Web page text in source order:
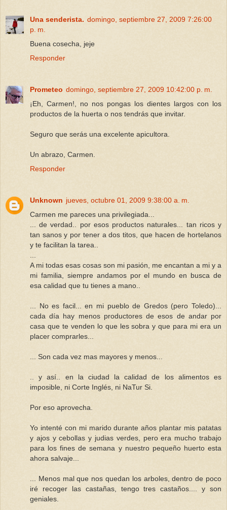
Una senderista. domingo, septiembre 27, 2009 7:26:00
p. m.
Buena cosecha, jeje
Responder
Prometeo domingo, septiembre 27, 2009 10:42:00 p. m.
¡Eh, Carmen!, no nos pongas los dientes largos con los
productos de la huerta o nos tendrás que invitar.
Seguro que serás una excelente apicultora.
Un abrazo, Carmen.
Responder
Unknown jueves, octubre 01, 2009 9:38:00 a. m.
Carmen me pareces una privilegiada...
... de verdad.. por esos productos naturales... tan ricos y
tan sanos y por tener a dos titos, que hacen de hortelanos
y te facilitan la tarea..
...
A mi todas esas cosas son mi pasión, me encantan a mi y a
mi familia, siempre andamos por el mundo en busca de
esa calidad que tu tienes a mano..
... No es facil... en mi pueblo de Gredos (pero Toledo)...
cada día hay menos productores de esos de andar por
casa que te venden lo que les sobra y que para mi era un
placer comprarles...
... Son cada vez mas mayores y menos...
.. y así.. en la ciudad la calidad de los alimentos es
imposible, ni Corte Inglés, ni NaTur Si.
Por eso aprovecha.
Yo intenté con mi marido durante años plantar mis patatas
y ajos y cebollas y judias verdes, pero era mucho trabajo
para los fines de semana y nuestro pequeño huerto esta
ahora salvaje...
... Menos mal que nos quedan los arboles, dentro de poco
iré recoger las castañas, tengo tres castaños.... y son
geniales.